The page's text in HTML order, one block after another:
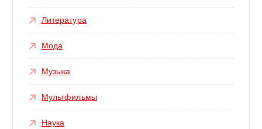
Литература
Мода
Музыка
Мультфильмы
Наука